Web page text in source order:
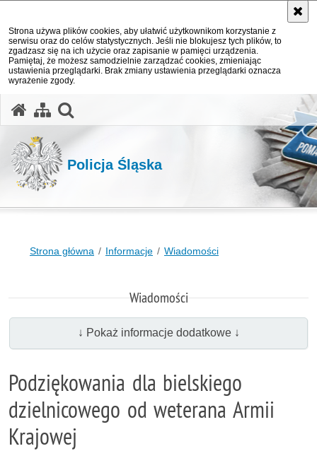
Strona używa plików cookies, aby ułatwić użytkownikom korzystanie z
serwisu oraz do celów statystycznych. Jeśli nie blokujesz tych plików, to
zgadzasz się na ich użycie oraz zapisanie w pamięci urządzenia.
Pamiętaj, że możesz samodzielnie zarządzać cookies, zmieniając
ustawienia przeglądarki. Brak zmiany ustawienia przeglądarki oznacza
wyrażenie zgody.
Policja Śląska
Strona główna Informacje Wiadomości
Wiadomości
↓ Pokaż informacje dodatkowe ↓
Podziękowania dla bielskiego
dzielnicowego od weterana Armii
Krajowej